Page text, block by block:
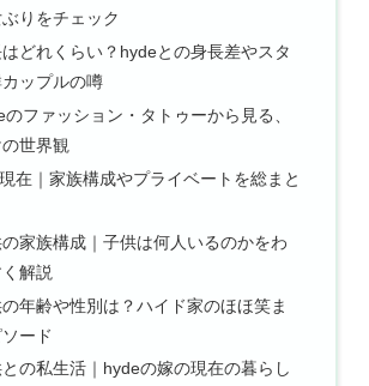
りをチェック
どれくらい？hydeとの身長差やスタ
ップルの噂
ファッション・タトゥーから見る、
世界観
在｜家族構成やプライベートを総まと
家族構成｜子供は何人いるのかをわ
解説
年齢や性別は？ハイド家のほほ笑ま
ード
の私生活｜hydeの嫁の現在の暮らし